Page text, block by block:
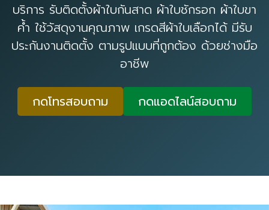
บริการ รับติดตั้งผ้าใบกันสาด ผ้าใบชักรอก ผ้าใบขา
ค้ำ ใช้วัสดุงานคุณภาพ เกรดสีผ้าใบเลือกได้ มีรับ
ประกันงานติดตั้ง ตามรูปแบบที่ถูกต้อง ด้วยช่างมือ
อาชีพ
กดโทรสอบถาม กดแอดไลน์สอบถาม